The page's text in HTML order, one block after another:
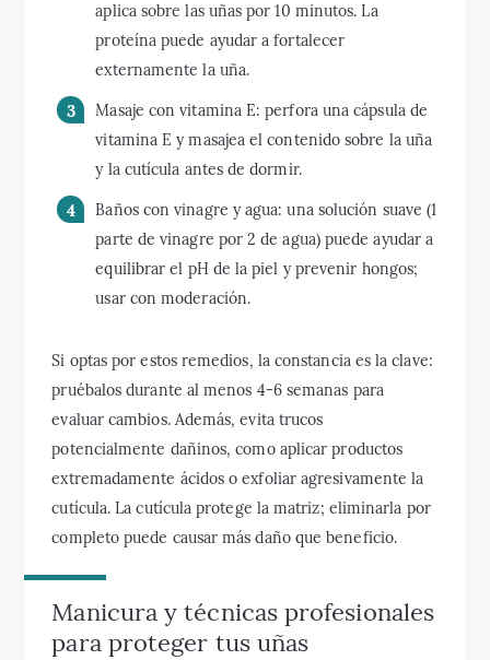
aplica sobre las uñas por 10 minutos. La
proteína puede ayudar a fortalecer
externamente la uña.
Masaje con vitamina E: perfora una cápsula de
vitamina E y masajea el contenido sobre la uña
y la cutícula antes de dormir.
Baños con vinagre y agua: una solución suave (1
parte de vinagre por 2 de agua) puede ayudar a
equilibrar el pH de la piel y prevenir hongos;
usar con moderación.
Si optas por estos remedios, la constancia es la clave:
pruébalos durante al menos 4-6 semanas para
evaluar cambios. Además, evita trucos
potencialmente dañinos, como aplicar productos
extremadamente ácidos o exfoliar agresivamente la
cutícula. La cutícula protege la matriz; eliminarla por
completo puede causar más daño que beneficio.
Manicura y técnicas profesionales
para proteger tus uñas